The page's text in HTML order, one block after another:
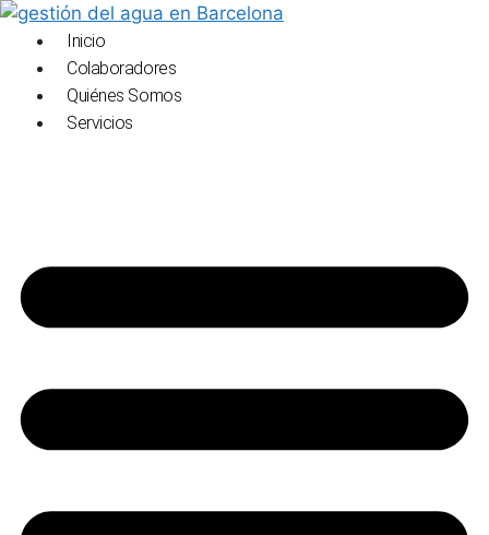
Saltar
contenido
Inicio
Colaboradores
Quiénes Somos
Servicios